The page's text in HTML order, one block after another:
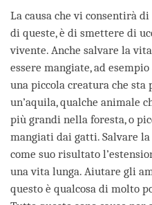
La causa che vi consentirà
di queste, è di smettere di
vivente. Anche salvare la
essere mangiate, ad
una piccola creatura che sta
un’aquila, qualche animale
più grandi nella foresta, o
mangiati dai gatti. Salvare
come suo risultato
una vita lunga. Aiutare gli
questo è qualcosa di molto